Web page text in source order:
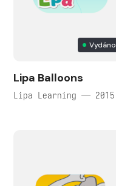
Vydáno
Lipa Balloons
Lipa Learning — 2015